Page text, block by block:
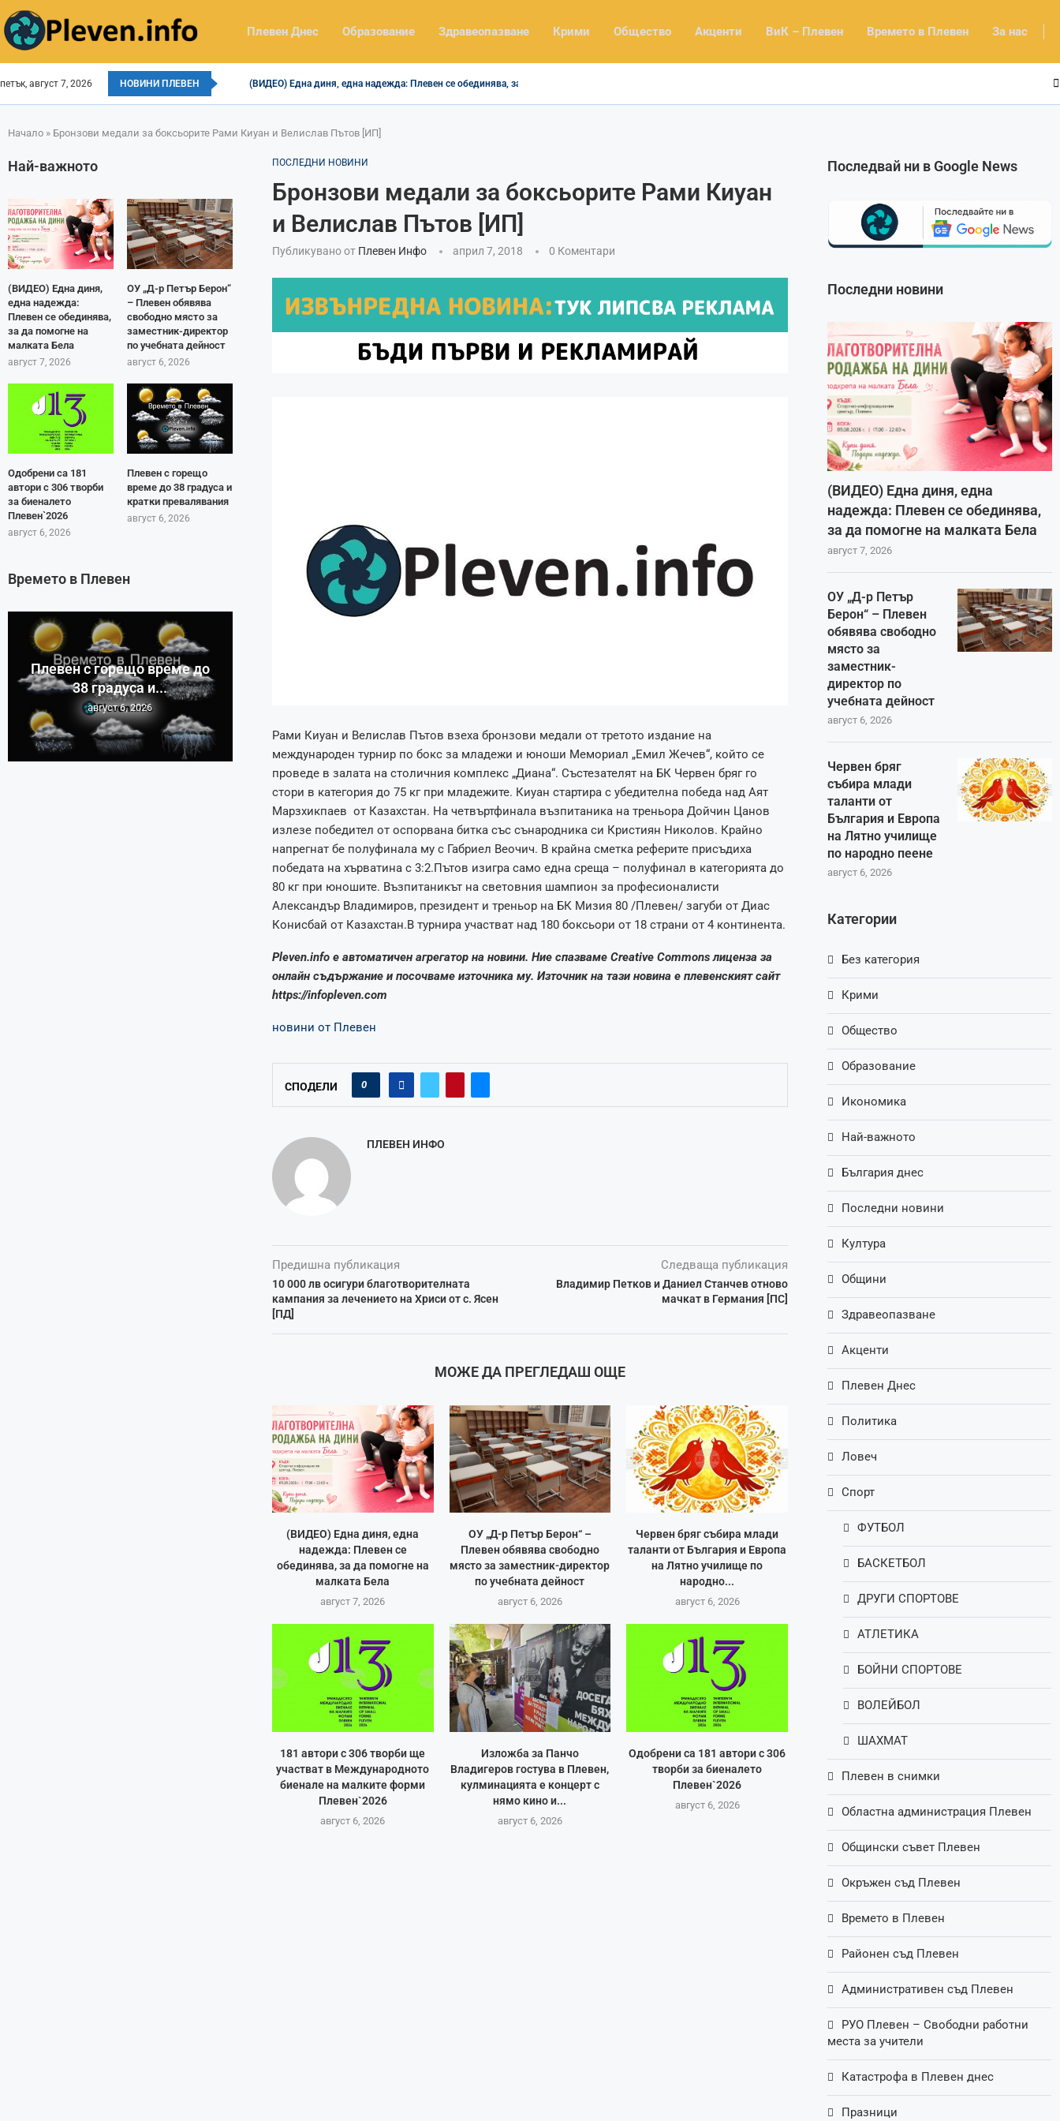
Плевен Днес Образование Здравеопазване Крими Общество Акценти ВиК – Плевен Времето в Плевен За нас
петък, август 7, 2026 НОВИНИ ПЛЕВЕН (ВИДЕО) Една диня, една надежда: Плевен се обединява, за да помогне...
Начало » Бронзови медали за боксьорите Рами Киуан и Велислав Пътов [ИП]
ПОСЛЕДНИ НОВИНИ
Бронзови медали за боксьорите Рами Киуан
и Велислав Пътов [ИП]
Публикувано от Плевен Инфо април 7, 2018 0 Коментари
Рами Киуан и Велислав Пътов взеха бронзови медали от третото издание на
международен турнир по бокс за младежи и юноши Мемориал „Емил Жечев“, който се
проведе в залата на столичния комплекс „Диана“. Състезателят на БК Червен бряг го
стори в категория до 75 кг при младежите. Киуан стартира с убедителна победа над Аят
Марзхикпаев от Казахстан. На четвъртфинала възпитаника на треньора Дойчин Цанов
излезе победител от оспорвана битка със сънародника си Кристиян Николов. Крайно
напрегнат бе полуфинала му с Габриел Веочич. В крайна сметка реферите присъдиха
победата на хърватина с 3:2.Пътов изигра само една среща – полуфинал в категорията до
80 кг при юношите. Възпитаникът на световния шампион за професионалисти
Александър Владимиров, президент и треньор на БК Мизия 80 /Плевен/ загуби от Диас
Конисбай от Казахстан.В турнира участват над 180 боксьори от 18 страни от 4 континента.
Pleven.info е автоматичен агрегатор на новини. Ние спазваме Creative Commons лиценза за
онлайн съдържание и посочваме източника му. Източник на тази новина е плевенският сайт
https://infopleven.com
новини от Плевен
СПОДЕЛИ 0
ПЛЕВЕН ИНФО
Предишна публикация
10 000 лв осигури благотворителната
кампания за лечението на Хриси от с. Ясен
[ПД]
Следваща публикация
Владимир Петков и Даниел Станчев отново
мачкат в Германия [ПС]
МОЖЕ ДА ПРЕГЛЕДАШ ОЩЕ
(ВИДЕО) Една диня, една
надежда: Плевен се
обединява, за да помогне на
малката Бела
август 7, 2026
ОУ „Д-р Петър Берон“ –
Плевен обявява свободно
място за заместник-директор
по учебната дейност
август 6, 2026
Червен бряг събира млади
таланти от България и Европа
на Лятно училище по
народно...
август 6, 2026
181 автори с 306 творби ще
участват в Международното
биенале на малките форми
Плевен`2026
август 6, 2026
Изложба за Панчо
Владигеров гостува в Плевен,
кулминацията е концерт с
нямо кино и...
август 6, 2026
Одобрени са 181 автори с 306
творби за биеналето
Плевен`2026
август 6, 2026
Последвай ни в Google News
Последни новини
(ВИДЕО) Една диня, една
надежда: Плевен се обединява,
за да помогне на малката Бела
август 7, 2026
ОУ „Д-р Петър
Берон“ – Плевен
обявява свободно
място за
заместник-
директор по
учебната дейност
август 6, 2026
Червен бряг
събира млади
таланти от
България и Европа
на Лятно училище
по народно пеене
август 6, 2026
Категории
Без категория
Крими
Общество
Образование
Икономика
Най-важното
България днес
Последни новини
Култура
Общини
Здравеопазване
Акценти
Плевен Днес
Политика
Ловеч
Спорт
ФУТБОЛ
БАСКЕТБОЛ
ДРУГИ СПОРТОВЕ
АТЛЕТИКА
БОЙНИ СПОРТОВЕ
ВОЛЕЙБОЛ
ШАХМАТ
Плевен в снимки
Областна администрация Плевен
Общински съвет Плевен
Окръжен съд Плевен
Времето в Плевен
Районен съд Плевен
Административен съд Плевен
РУО Плевен – Свободни работни
места за учители
Катастрофа в Плевен днес
Празници
Най-важното
(ВИДЕО) Една диня,
една надежда:
Плевен се обединява,
за да помогне на
малката Бела
август 7, 2026
ОУ „Д-р Петър Берон“
– Плевен обявява
свободно място за
заместник-директор
по учебната дейност
август 6, 2026
Одобрени са 181
автори с 306 творби
за биеналето
Плевен`2026
август 6, 2026
Плевен с горещо
време до 38 градуса и
кратки превалявания
август 6, 2026
Времето в Плевен
Плевен с горещо време до
38 градуса и...
август 6, 2026